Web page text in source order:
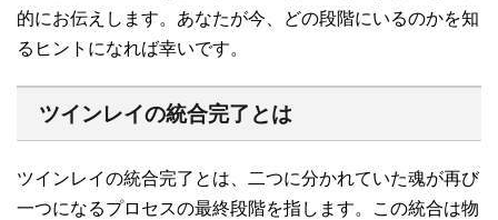
的にお伝えします。あなたが今、どの段階にいるのかを知
るヒントになれば幸いです。
ツインレイの統合完了とは
ツインレイの統合完了とは、二つに分かれていた魂が再び
一つになるプロセスの最終段階を指します。この統合は物